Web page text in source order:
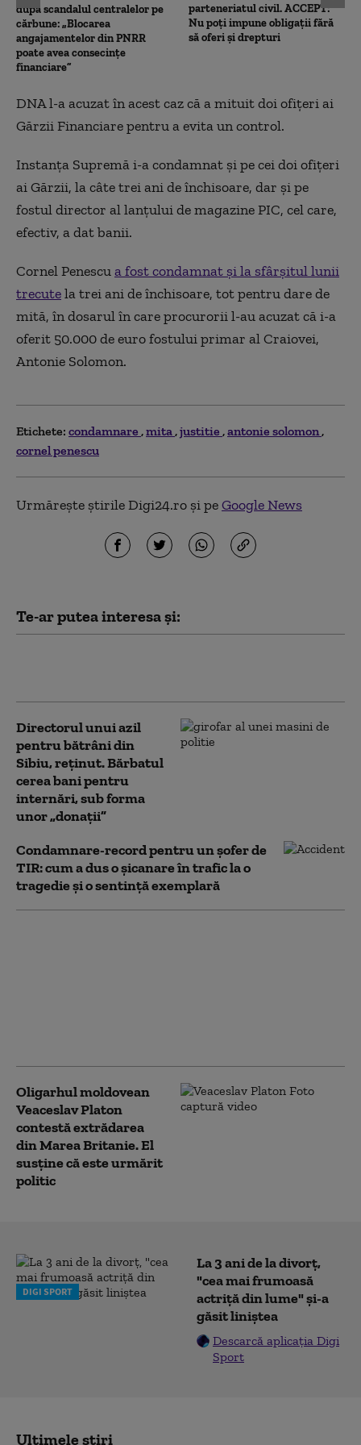
după scandalul centralelor pe
cărbune: „Blocarea
angajamentelor din PNRR
poate avea consecințe
financiare”
parteneriatul civil. ACCEPT:
Nu poți impune obligații fără
să oferi și drepturi
DNA l-a acuzat în acest caz că a mituit doi ofiţeri ai
Gărzii Financiare pentru a evita un control.
Instanţa Supremă i-a condamnat şi pe cei doi ofiţeri
ai Gărzii, la câte trei ani de închisoare, dar şi pe
fostul director al lanţului de magazine PIC, cel care,
efectiv, a dat banii.
Cornel Penescua fost condamnat şi la sfârşitul lunii
trecutela trei ani de închisoare, tot pentru dare de
mită, în dosarul în care procurorii l-au acuzat că i-a
oferit 50.000 de euro fostului primar al Craiovei,
Antonie Solomon.
Etichete: condamnare mita justitie antonie solomon
cornel penescu
Urmărește știrile Digi24.ro și peGoogle News
Te-ar putea interesa și:
Directorul unui azil
pentru bătrâni din
Sibiu, reținut. Bărbatul
cerea bani pentru
internări, sub forma
unor „donații”
Condamnare-record pentru un șofer de
TIR: cum a dus o șicanare în trafic la o
tragedie și o sentință exemplară
Oligarhul moldovean
Veaceslav Platon
contestă extrădarea
din Marea Britanie. El
susține că este urmărit
politic
DIGI SPORT
La 3 ani de la divorț,
"cea mai frumoasă
actriță din lume" și-a
găsit liniștea
Descarcă aplicația Digi
Sport
Ultimele știri